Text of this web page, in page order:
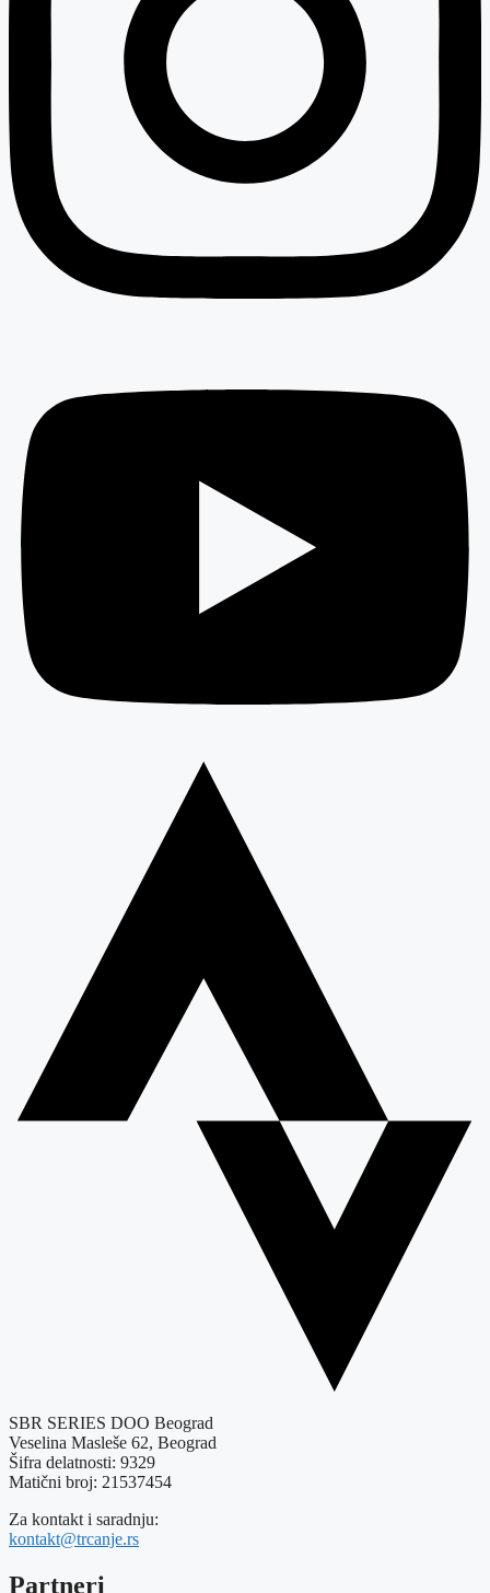
SBR SERIES DOO Beograd
Veselina Masleše 62, Beograd
Šifra delatnosti: 9329
Matični broj: 21537454
Za kontakt i saradnju:
kontakt@trcanje.rs
Partneri